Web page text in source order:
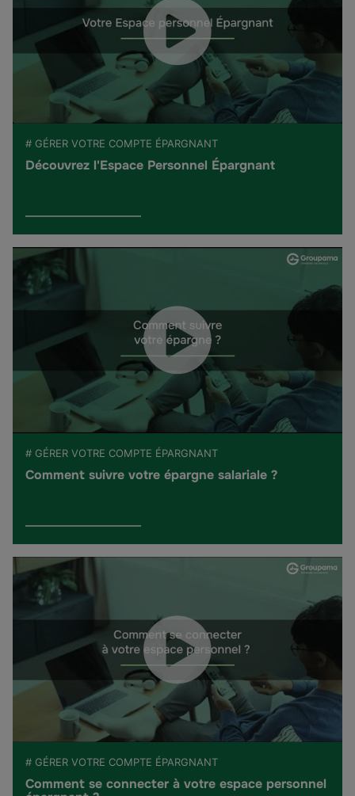
# GÉRER VOTRE COMPTE ÉPARGNANT
Découvrez l'Espace Personnel Épargnant
# GÉRER VOTRE COMPTE ÉPARGNANT
Comment suivre votre épargne salariale ?
# GÉRER VOTRE COMPTE ÉPARGNANT
Comment se connecter à votre espace personnel